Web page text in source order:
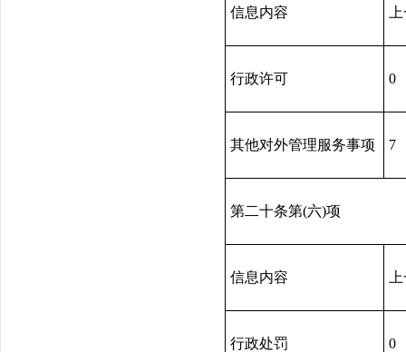
信息内容
行政许可 0
其他对外管理服务事项 7
第二十条第(六)项
信息内容
行政处罚 0